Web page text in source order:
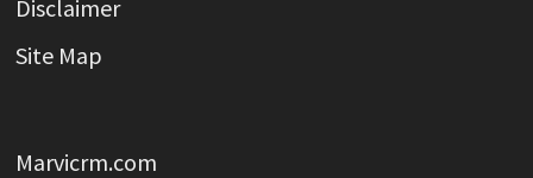
Disclaimer
Site Map
Marvicrm.com